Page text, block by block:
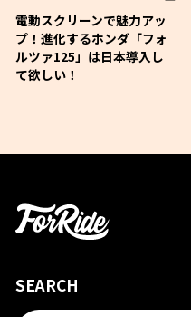
電動スクリーンで魅力アッ
プ！進化するホンダ「フォ
ルツァ125」は日本導入し
て欲しい！
SEARCH